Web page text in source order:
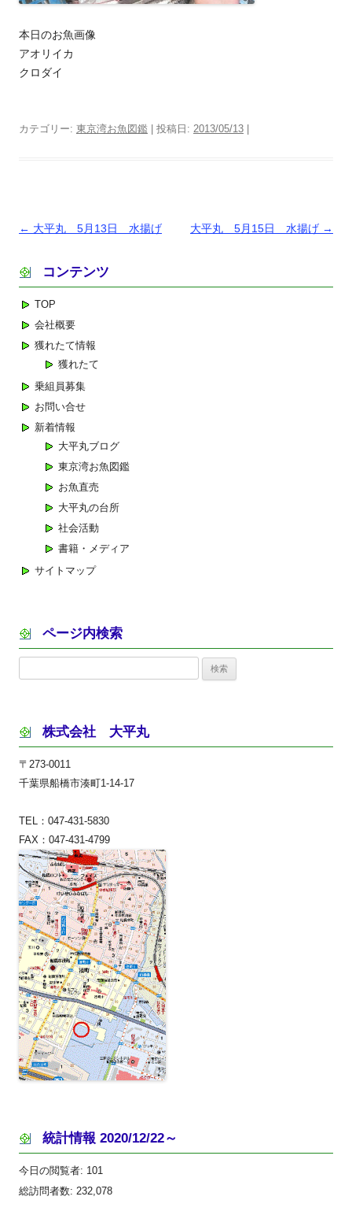
本日のお魚画像
アオリイカ
クロダイ
カテゴリー: 東京湾お魚図鑑 | 投稿日: 2013/05/13
投
ナ
ョ
ン
← 大平丸 5月13日 水揚げ 大平丸 5月15日 水揚げ →
コンテンツ
TOP
会社概要
獲れたて情報
獲れたて
乗組員募集
お問い合せ
新着情報
大平丸ブログ
東京湾お魚図鑑
お魚直売
大平丸の台所
社会活動
書籍・メディア
サイトマップ
ページ内検索
株式会社 大平丸
〒273-0011
千葉県船橋市湊町1-14-17
TEL：047-431-5830
FAX：047-431-4799
統計情報 2020/12/22～
今日の閲覧者: 101
総訪問者数: 232,078